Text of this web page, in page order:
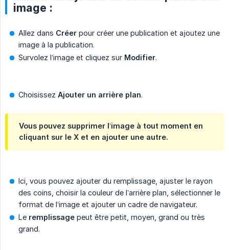
image :
Allez dans Créer pour créer une publication et ajoutez une
image à la publication.
Survolez l’image et cliquez sur Modifier.
Choisissez Ajouter un arrière plan.
Vous pouvez supprimer l’image à tout moment en
cliquant sur le X et en ajouter une autre.
Ici, vous pouvez ajouter du remplissage, ajuster le rayon
des coins, choisir la couleur de l’arrière plan, sélectionner le
format de l’image et ajouter un cadre de navigateur.
Le remplissage peut être petit, moyen, grand ou très
grand.